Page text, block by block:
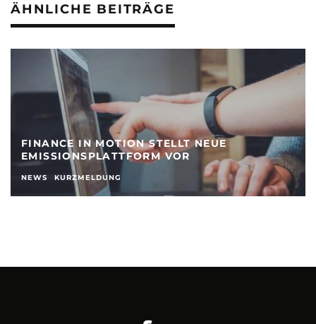
ÄHNLICHE BEITRÄGE
FINANCE IN MOTION STELLT NEUE
EMISSIONSPLATTFORM VOR
NEWS KURZMELDUNG